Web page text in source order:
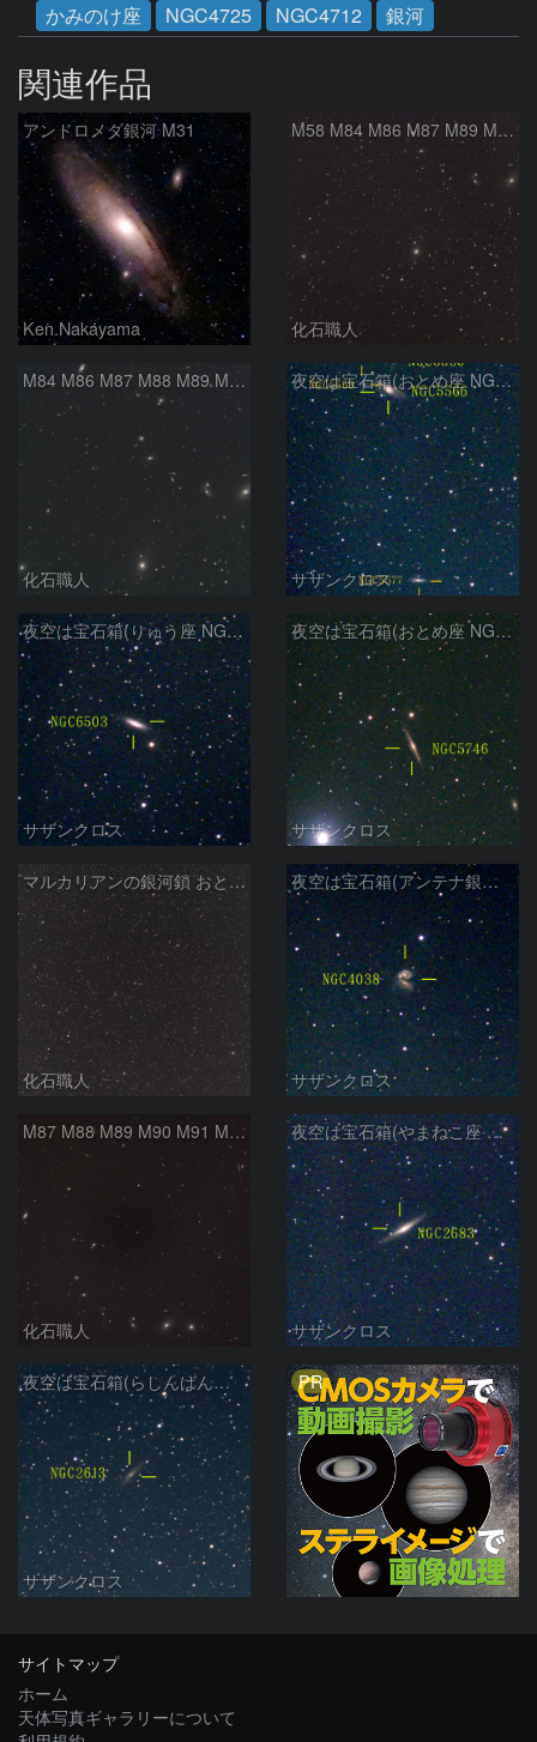
かみのけ座
NGC4725 NGC4712 銀河
関連作品
アンドロメダ銀河 M31
Ken.Nakayama
M58 M84 M86 M87 M89 M90 マルカリアンの銀河鎖 おとめ座 かみのけ座
化石職人
M84 M86 M87 M88 M89 M90 M91 マルカリアンの銀河鎖 おとめ座 かみのけ座
化石職人
夜空は宝石箱(おとめ座 NGC5566) Seestar50
サザンクロス
夜空は宝石箱(りゅう座 NGC6503) Seestar50
サザンクロス
夜空は宝石箱(おとめ座 NGC5746) Seestar50
サザンクロス
マルカリアンの銀河鎖 おとめ座・ かみのけ座の銀河
化石職人
夜空は宝石箱(アンテナ銀河 NGC4038) Seestar50
サザンクロス
M87 M88 M89 M90 M91 M100 マルカリアンの銀河鎖 おとめ座 かみのけ座
化石職人
夜空は宝石箱(やまねこ座 NGC2683) Seestar50
サザンクロス
夜空は宝石箱(らしんばん座 NGC2613) Seestar50
サザンクロス
PR
サイトマップ
ホーム
天体写真ギャラリーについて